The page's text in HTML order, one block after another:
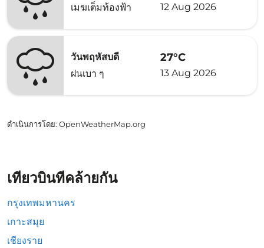
เมฆเต็มท้องฟ้า
12 Aug 2026
วันพฤหัสบดี
ฝนเบา ๆ
27°C
13 Aug 2026
ดำเนินการโดย: OpenWeatherMap.org
เที่ยวบินที่คล้ายกัน
กรุงเทพมหานคร
เกาะสมุย
เชียงราย